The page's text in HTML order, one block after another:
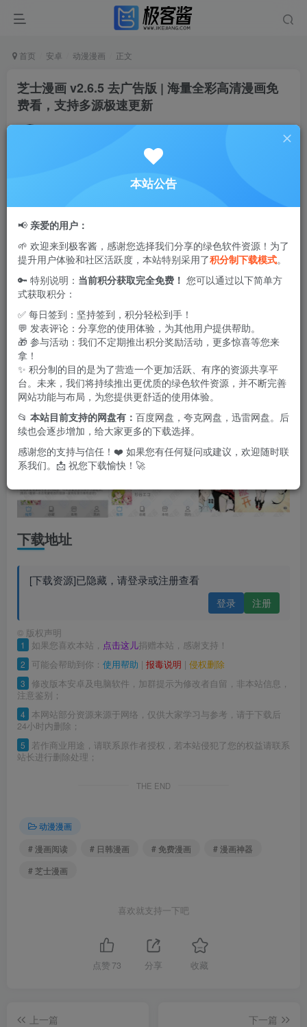
首页 安卓 动漫漫画 正文
芝士漫画 v2.6.5 去广告版 | 海量全彩高清漫画免
费看，支持多源极速更新
私信
是一款聚合全球热门漫画资源的高质量阅读应用，
专为热爱漫画的用户打造。无论是国漫、日漫、韩漫，还是
欧美经典作品，用户都能在平台上一站式免费畅读。应用内
置多个稳定高效的漫画内容源，更新速度快，涵盖题材广，
士漫画去除了烦人的广告干扰，为用户提供纯净无打扰的阅
读环境，功能全面，操作简便，是追漫党必备的随身
器 。
下载地址
[下载资源]已隐藏，请登录或注册查看
登录 注册
© 版权声明
1 如果您喜欢本站， 点击这儿捐赠本站，感谢支持！
2 可能会帮助到你： 使用帮助 | 报毒说明 | 侵权删除
3 修改版本安卓及电脑软件，加群提示为修改者自留，非本站信息，
注意鉴别；
4 本网站部分资源来源于网络，仅供大家学习与参考，请于下载后
24小时内删除；
5
若作商业用途，请联系原作者授权，若本站侵犯了您的权益请联系
站长进行删除处理；
THE END
动漫漫画
# 漫画阅读
# 日韩漫画 # 免费漫画
# 漫画神器
# 芝士漫画
喜欢就支持一下吧
点赞 73 分享 收藏
上一篇
下一篇
本站公告
📢 亲爱的用户：
🌱 欢迎来到极客酱，感谢您选择我们分享的绿色软件资源！为了
提升用户体验和社区活跃度，本站特别采用了积分制下载模式。
🔑 特别说明： 当前积分获取完全免费！ 您可以通过以下简单方
式获取积分：
✅ 每日签到：坚持签到，积分轻松到手！
💬 发表评论：分享您的使用体验，为其他用户提供帮助。
🎁 参与活动：我们不定期推出积分奖励活动，更多惊喜等您来
拿！
✨ 积分制的目的是为了营造一个更加活跃、有序的资源共享平
台。未来，我们将持续推出更优质的绿色软件资源，并不断完善
网站功能与布局，为您提供更舒适的使用体验。
📂 本站目前支持的网盘有： 百度网盘，夸克网盘，迅雷网盘。后
续也会逐步增加，给大家更多的下载选择。
感谢您的支持与信任！❤️ 如果您有任何疑问或建议，欢迎随时联
系我们。📩 祝您下载愉快！🚀